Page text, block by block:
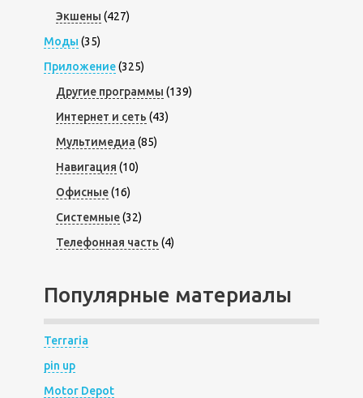
Экшены (427)
Моды (35)
Приложение(325)
Другие программы (139)
Интернет и сеть (43)
Мультимедиа (85)
Навигация (10)
Офисные(16)
Системные(32)
Телефонная часть (4)
Популярные материалы
Terraria
pin up
Motor Depot